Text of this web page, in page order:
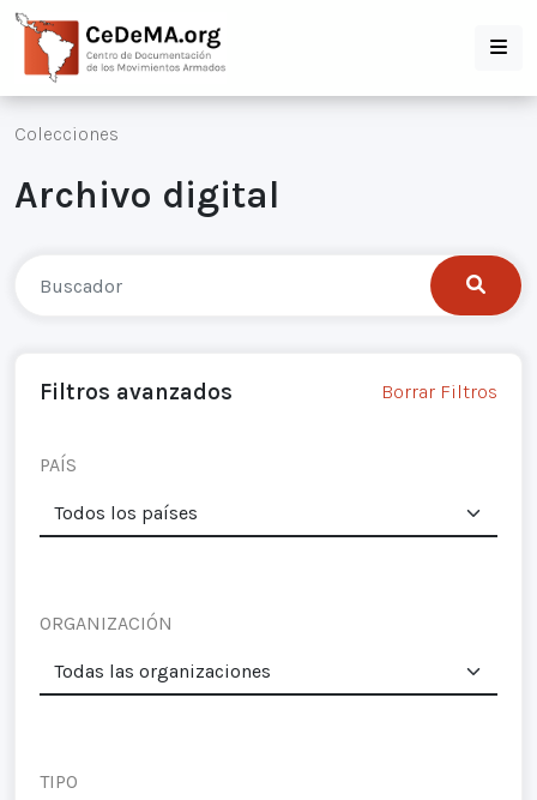
Colecciones
Archivo digital
Filtros avanzados Borrar Filtros
PAÍS
ORGANIZACIÓN
TIPO